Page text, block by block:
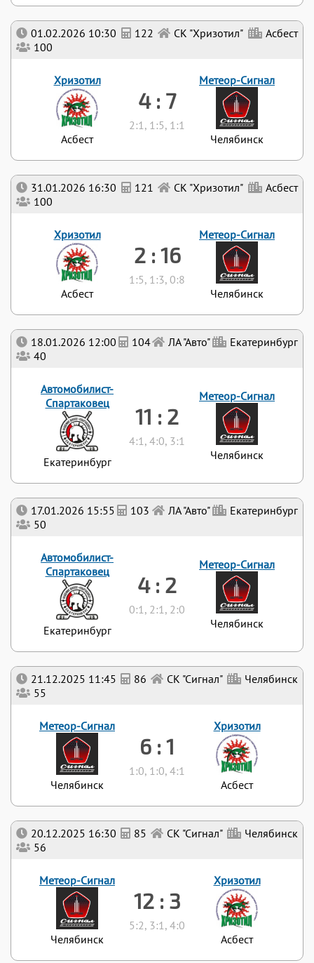
20.12.2025 16:30 85 СК "Сигнал"
Челябинск
56
Метеор-Сигнал
Челябинск
12 : 3
5:2, 3:1, 4:0
Хризотил
Асбест
21.12.2025 11:45 86 СК "Сигнал"
Челябинск
55
Метеор-Сигнал
Челябинск
6 : 1
1:0, 1:0, 4:1
Хризотил
Асбест
17.01.2026 15:55 103 ЛА "Авто"
Екатеринбург
50
Автомобилист-
Спартаковец
Екатеринбург
4 : 2
0:1, 2:1, 2:0
Метеор-Сигнал
Челябинск
18.01.2026 12:00 104 ЛА "Авто"
Екатеринбург
40
Автомобилист-
Спартаковец
Екатеринбург
11 : 2
4:1, 4:0, 3:1
Метеор-Сигнал
Челябинск
31.01.2026 16:30 121 СК "Хризотил"
Асбест
100
Хризотил
Асбест
2 : 16
1:5, 1:3, 0:8
Метеор-Сигнал
Челябинск
01.02.2026 10:30 122 СК "Хризотил"
Асбест
100
Хризотил
Асбест
4 : 7
2:1, 1:5, 1:1
Метеор-Сигнал
Челябинск